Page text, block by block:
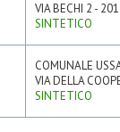
VIA BECHI 2 -
SINTETICO
COMUNALE
VIA DELLA
SINTETICO